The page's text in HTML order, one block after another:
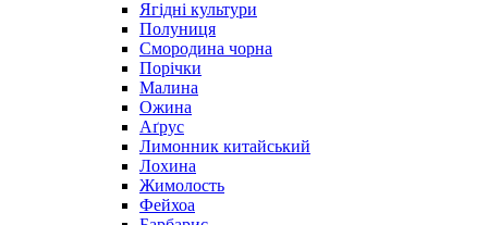
Ягідні культури
Полуниця
Смородина чорна
Порічки
Малина
Ожина
Аґрус
Лимонник китайський
Лохина
Жимолость
Фейхоа